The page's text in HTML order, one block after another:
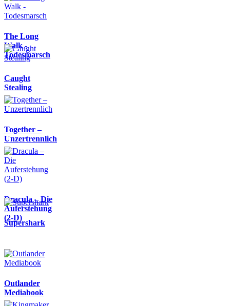
The Long
Walk -
Todesmarsch
Caught
Stealing
Together –
Unzertrennlich
Dracula – Die
Auferstehung
(2-D)
Supershark
Outlander
Mediabook